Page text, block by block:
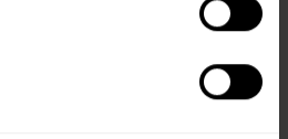
Helwit Lingonberry
Slut i lager